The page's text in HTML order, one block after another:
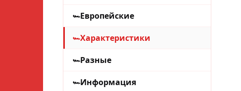
Европейские
Характеристики
Разные
Информация